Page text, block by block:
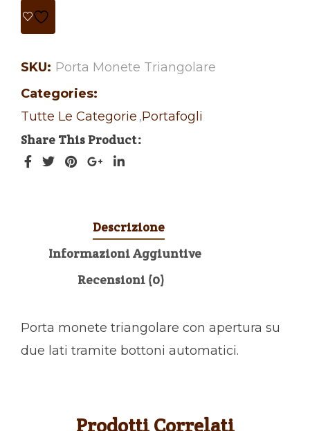
SKU: Porta Monete Triangolare
Categories:
Tutte Le Categorie ,Portafogli
Share This Product
Descrizione
Informazioni Aggiuntive
Recensioni (0)
Porta monete triangolare con apertura su
due lati tramite bottoni automatici.
Prodotti Correlati